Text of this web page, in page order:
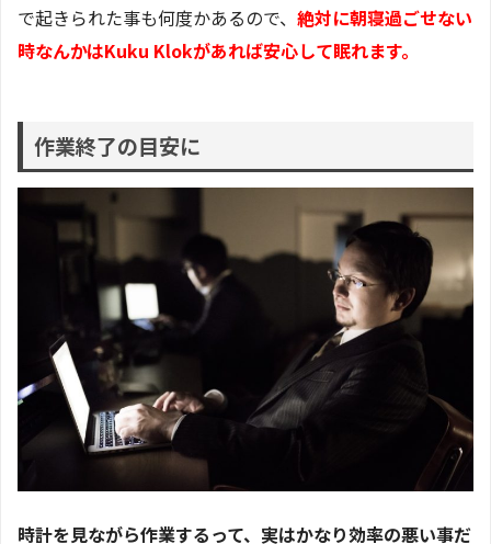
で起きられた事も何度かあるので、 絶対に朝寝過ごせない
時なんかはKuku Klokがあれば安心して眠れます。
作業終了の目安に
時計を見ながら作業するって、実はかなり効率の悪い事だ